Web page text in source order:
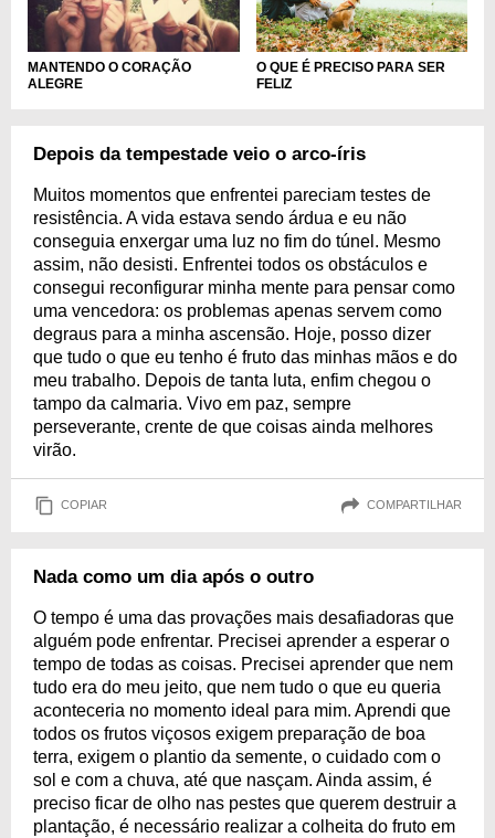
MANTENDO O CORAÇÃO
ALEGRE
O QUE É PRECISO PARA SER
FELIZ
Depois da tempestade veio o arco-íris
Muitos momentos que enfrentei pareciam testes de
resistência. A vida estava sendo árdua e eu não
conseguia enxergar uma luz no fim do túnel. Mesmo
assim, não desisti. Enfrentei todos os obstáculos e
consegui reconfigurar minha mente para pensar como
uma vencedora: os problemas apenas servem como
degraus para a minha ascensão. Hoje, posso dizer
que tudo o que eu tenho é fruto das minhas mãos e do
meu trabalho. Depois de tanta luta, enfim chegou o
tampo da calmaria. Vivo em paz, sempre
perseverante, crente de que coisas ainda melhores
virão.
COPIAR COMPARTILHAR
Nada como um dia após o outro
O tempo é uma das provações mais desafiadoras que
alguém pode enfrentar. Precisei aprender a esperar o
tempo de todas as coisas. Precisei aprender que nem
tudo era do meu jeito, que nem tudo o que eu queria
aconteceria no momento ideal para mim. Aprendi que
todos os frutos viçosos exigem preparação de boa
terra, exigem o plantio da semente, o cuidado com o
sol e com a chuva, até que nasçam. Ainda assim, é
preciso ficar de olho nas pestes que querem destruir a
plantação, é necessário realizar a colheita do fruto em